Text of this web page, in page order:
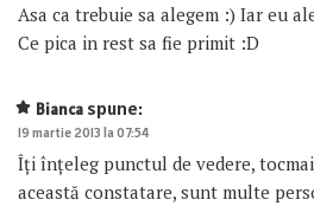
Asa ca trebuie sa alegem :) Iar eu
Ce pica in rest sa fie primit :D
Bianca spune:
19 martie 2013 la 07:54
Îți înțeleg punctul de vedere,
această constatare, sunt multe